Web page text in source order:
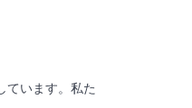
ています。私た